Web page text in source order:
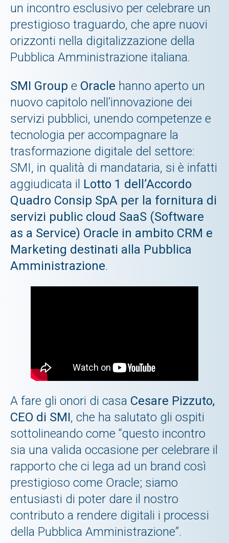
un incontro esclusivo per celebrare un
prestigioso traguardo, che apre nuovi
orizzonti nella digitalizzazione della
Pubblica Amministrazione italiana.
SMI Group e Oracle hanno aperto un
nuovo capitolo nell’innovazione dei
servizi pubblici, unendo competenze e
tecnologia per accompagnare la
trasformazione digitale del settore:
SMI, in qualità di mandataria, si è infatti
aggiudicata il Lotto 1 dell’Accordo
Quadro Consip SpA per la fornitura di
servizi public cloud SaaS (Software
as a Service) Oracle in ambito CRM e
Marketing destinati alla Pubblica
Amministrazione.
A fare gli onori di casa Cesare Pizzuto,
CEO di SMI, che ha salutato gli ospiti
sottolineando come “questo incontro
sia una valida occasione per celebrare il
rapporto che ci lega ad un brand così
prestigioso come Oracle; siamo
entusiasti di poter dare il nostro
contributo a rendere digitali i processi
della Pubblica Amministrazione”.